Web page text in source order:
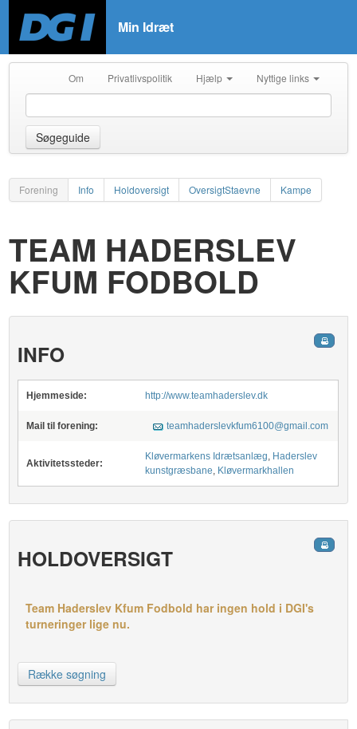
Min Idræt
Om Privatlivspolitik Hjælp Nyttige links
Søgeguide
Forening Info Holdoversigt OversigtStaevne Kampe
TEAM HADERSLEV
KFUM FODBOLD
INFO
Hjemmeside: http://www.teamhaderslev.dk
Mail til forening: teamhaderslevkfum6100@gmail.com
Aktivitetssteder:
Kløvermarkens Idrætsanlæg, Haderslev
kunstgræsbane, Kløvermarkhallen
HOLDOVERSIGT
Team Haderslev Kfum Fodbold har ingen hold i DGI's
turneringer lige nu.
Række søgning